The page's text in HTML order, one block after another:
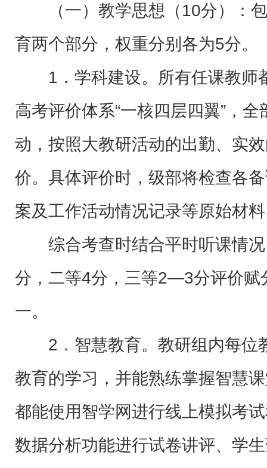
（一）教学思想（10分）：
育两个部分，权重分别各为5分。
1．学科建设。所有任课教师
高考评价体系“一核四层四翼”，
动，按照大教研活动的出勤、实
价。具体评价时，级部将检查各
案及工作活动情况记录等原始材
综合考查时结合平时听课情
分，二等4分，三等2—3分评价赋
一。
2．智慧教育。教研组内每位
教育的学习，并能熟练掌握智慧
都能使用智学网进行线上模拟考
数据分析功能进行试卷讲评、学